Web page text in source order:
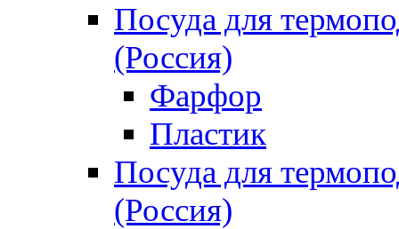
Посуда для
(Россия)
Фарфор
Пластик
Посуда для
(Россия)